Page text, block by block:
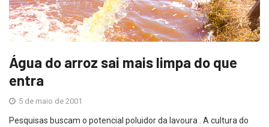
Água do arroz sai mais limpa do que
entra
5 de maio de 2001
Pesquisas buscam o potencial poluidor da lavoura . A cultura do